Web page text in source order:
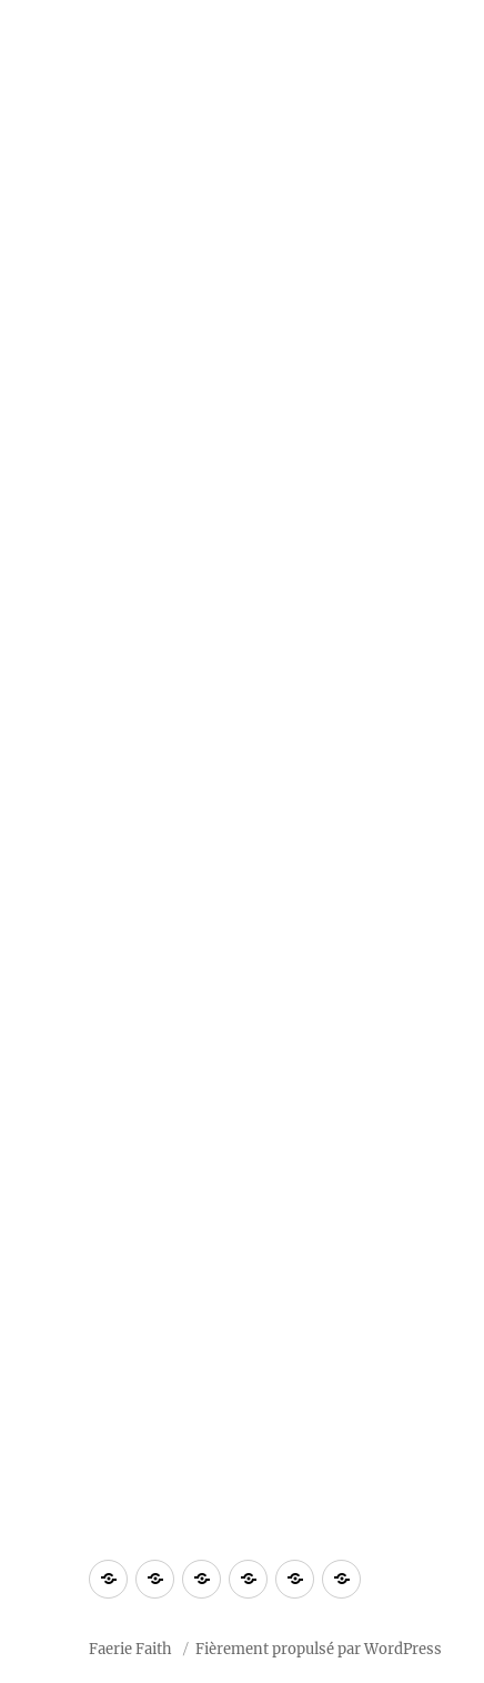
À
Blog SectionCalendrierRessources
Notre
Faerie Faith Fièrement propulsé par WordPress